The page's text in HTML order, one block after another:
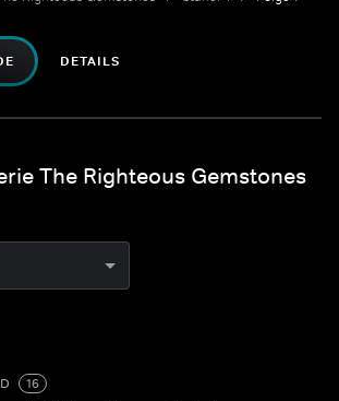
DETAILS
The Righteous Gemstones
16